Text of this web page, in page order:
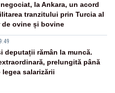
negociat, la Ankara, un acord
tranzitului prin Turcia al
de ovine și bovine
deputații rămân la muncă.
prelungită până
salarizării